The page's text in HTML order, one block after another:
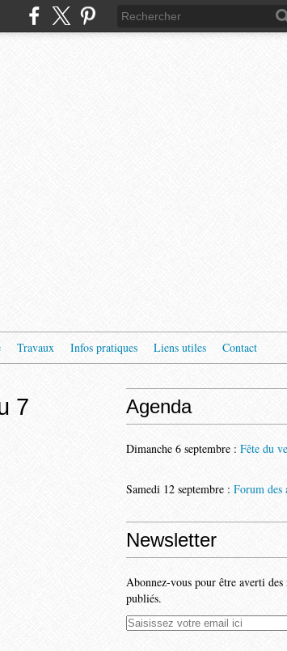
Travaux Infos pratiques Liens utiles Contact
7
Agenda
Dimanche 6 septembre : Fête du
Samedi 12 septembre : Forum des
Newsletter
Abonnez-vous pour être averti
publiés.